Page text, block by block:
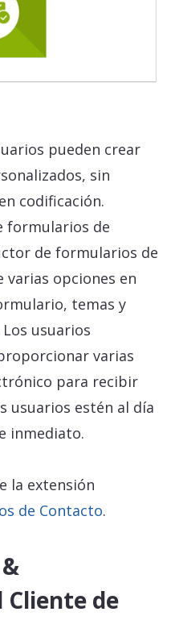
pueden crear
sin
codificación.
formularios de
de formularios de
opciones en
temas y
usuarios
varias
para recibir
usuarios estén al día
inmediato.
la extensión
de Contacto.
Cliente de